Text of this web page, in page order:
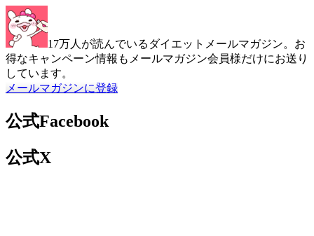
17万人が読んでいるダイエットメールマガジン。お
得なキャンペーン情報もメールマガジン会員様だけにお送り
しています。
メールマガジンに登録
公式Facebook
公式X